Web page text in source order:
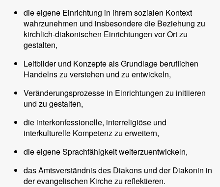
die eigene Einrichtung in ihrem sozialen Kontext
wahrzunehmen und insbesondere die Beziehung zu
kirchlich-diakonischen Einrichtungen vor Ort zu
gestalten,
Leitbilder und Konzepte als Grundlage beruflichen
Handelns zu verstehen und zu entwickeln,
Veränderungsprozesse in Einrichtungen zu initiieren
und zu gestalten,
die interkonfessionelle, interreligiöse und
interkulturelle Kompetenz zu erweitern,
die eigene Sprachfähigkeit weiterzuentwickeln,
das Amtsverständnis des Diakons und der Diakonin in
der evangelischen Kirche zu reflektieren.